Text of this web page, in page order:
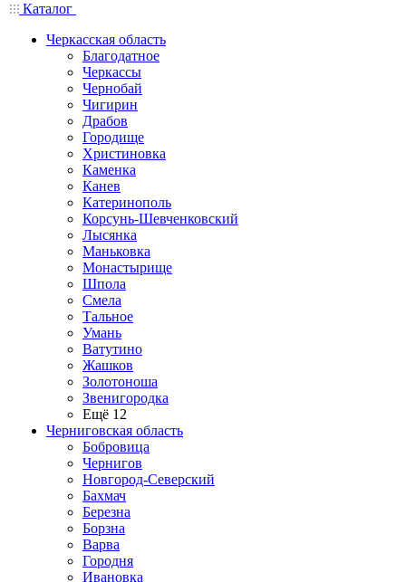
Каталог
Черкасская область
Благодатное
Черкассы
Чернобай
Чигирин
Драбов
Городище
Христиновка
Каменка
Канев
Катеринополь
Корсунь-Шевченковский
Лысянка
Маньковка
Монастырище
Шпола
Смела
Тальное
Умань
Ватутино
Жашков
Золотоноша
Звенигородка
Ещё 12
Черниговская область
Бобровица
Чернигов
Новгород-Северский
Бахмач
Березна
Борзна
Варва
Городня
Ивановка